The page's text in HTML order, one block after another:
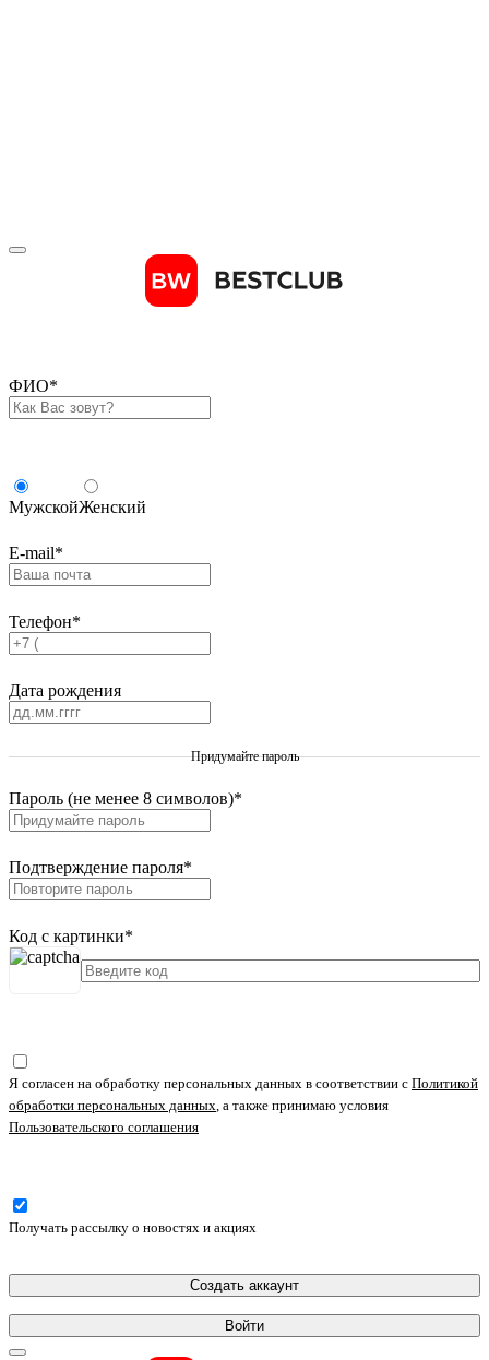
ФИО*
МужскойЖенский
E-mail*
Телефон*
Дата рождения
Придумайте пароль
Пароль (не менее 8 символов)*
Подтверждение пароля*
Код с картинки*
Я согласен на обработку персональных данных в соответствии с Политикой
обработки персональных данных, а также принимаю условия
Пользовательского соглашения
Получать рассылку о новостях и акциях
Создать аккаунт
Войти